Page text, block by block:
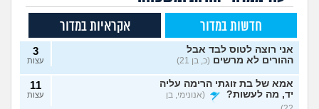
חדשות במדור אקראיות במדור
אני רוצה לטוס לבד אבל
ההורים לא מרשים (כ, בן 21)
3
עצות
אמא של בת זוגתי הרימה עליה
יד, מה לעשות?
(אנונימי, בן
11
עצות